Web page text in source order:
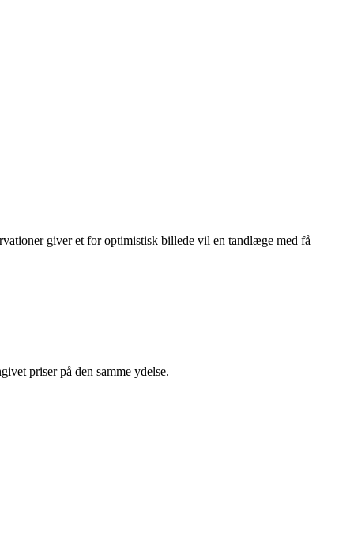
giver et for optimistisk billede vil en tandlæge med få
priser på den samme ydelse.